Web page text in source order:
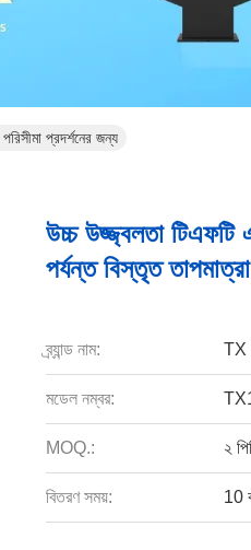
প্রদর্শনের জন্য
উচ্চ উজ্জ্বলতা
পর্যন্ত বিস্তৃত
ব্র্যান্ড নাম: TX
মডেল নম্বর:
MOQ.: ২
বিতরণ সময়: 10